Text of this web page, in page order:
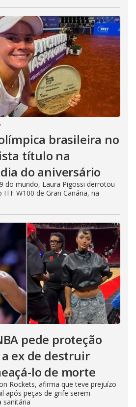
brasileira no
título na
do aniversário
do mundo, Laura Pigossi derrotou
W100 de Gran Canária, na
pede proteção
ex de destruir
lo de morte
Rockets, afirma que teve prejuízo
após peças de grife serem
sanitária